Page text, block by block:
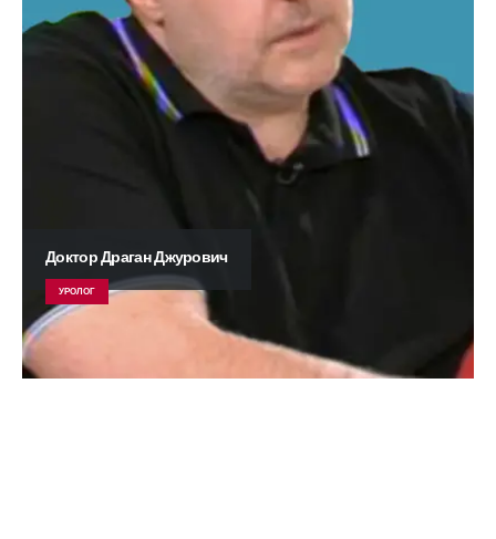
Доктор Драган Джурович
УРОЛОГ